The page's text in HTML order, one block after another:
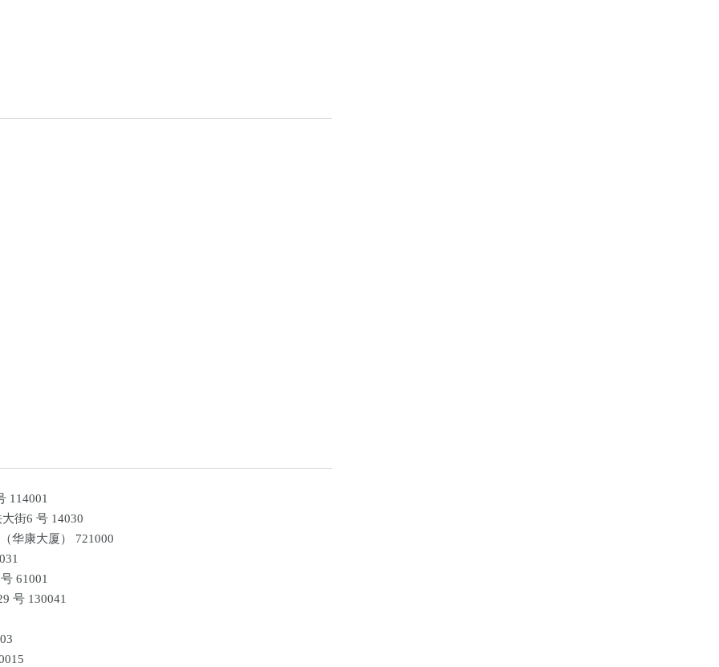
114001
街6 号 14030
华康大厦） 721000
61001
号 130041